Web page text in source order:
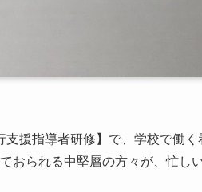
援指導者研修】で、学校で働
おられる中堅層の方々が、忙し